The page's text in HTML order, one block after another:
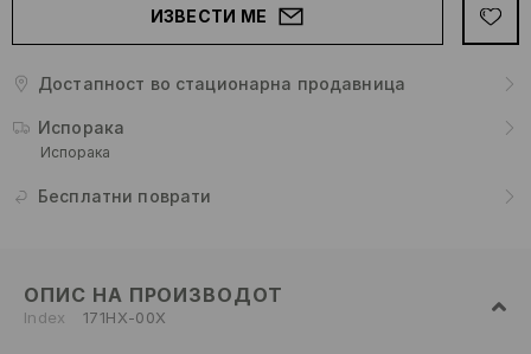
ИЗВЕСТИ МЕ
Достапност во стационарна продавница
Испорака
Испорака
Бесплатни поврати
ОПИС НА ПРОИЗВОДОТ
Index 171HX-00X